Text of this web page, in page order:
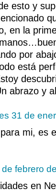
esto y
en la
por
está
abrazo y
31 de
mi, es
febrero
en